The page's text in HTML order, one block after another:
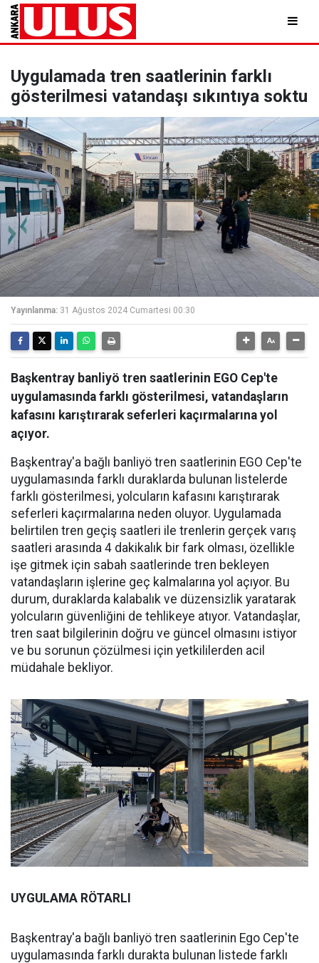
Uygulamada tren saatlerinin farklı
gösterilmesi vatandaşı sıkıntıya soktu
Yayınlanma: 31 Ağustos 2024 Cumartesi 00:30
Başkentray banliyö tren saatlerinin EGO Cep'te
uygulamasında farklı gösterilmesi, vatandaşların
kafasını karıştırarak seferleri kaçırmalarına yol
açıyor.
Başkentray'a bağlı banliyö tren saatlerinin EGO Cep'te
uygulamasında farklı duraklarda bulunan listelerde
farklı gösterilmesi, yolcuların kafasını karıştırarak
seferleri kaçırmalarına neden oluyor. Uygulamada
belirtilen tren geçiş saatleri ile trenlerin gerçek varış
saatleri arasında 4 dakikalık bir fark olması, özellikle
işe gitmek için sabah saatlerinde tren bekleyen
vatandaşların işlerine geç kalmalarına yol açıyor. Bu
durum, duraklarda kalabalık ve düzensizlik yaratarak
yolcuların güvenliğini de tehlikeye atıyor. Vatandaşlar,
tren saat bilgilerinin doğru ve güncel olmasını istiyor
ve bu sorunun çözülmesi için yetkililerden acil
müdahale bekliyor.
UYGULAMA RÖTARLI
Başkentray'a bağlı banliyö tren saatlerinin Ego Cep'te
uygulamasında farklı durakta bulunan listede farklı